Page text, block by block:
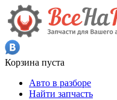
Корзина пуста
Авто в разборе
Найти запчасть